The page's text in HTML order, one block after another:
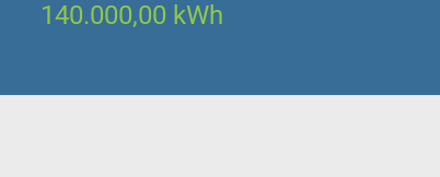
140.000,00 kWh